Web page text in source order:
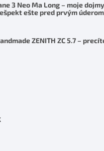
3 Neo Ma Long – moje
ešte pred prvým úderom
ZENITH ZC 5.7 –